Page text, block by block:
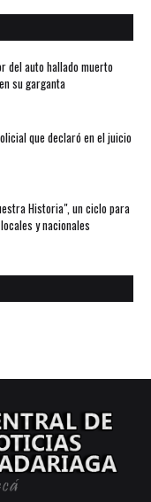
del auto hallado muerto
su garganta
que declaró en el juicio
Historia", un ciclo para
y nacionales